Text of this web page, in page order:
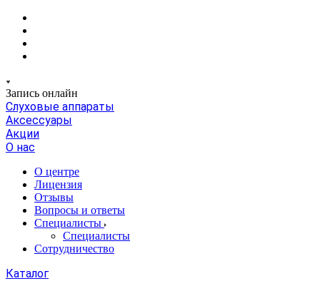
Запись онлайн
Слуховые аппараты
Аксессуары
Акции
О нас
О центре
Лицензия
Отзывы
Вопросы и ответы
Специалисты
Специалисты
Сотрудничество
Каталог